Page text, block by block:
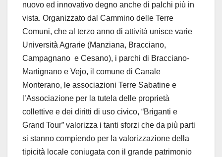
nuovo ed innovativo degno anche di palchi più in
vista. Organizzato dal Cammino delle Terre
Comuni, che al terzo anno di attività unisce varie
Università Agrarie (Manziana, Bracciano,
Campagnano e Cesano), i parchi di Bracciano-
Martignano e Vejo, il comune di Canale
Monterano, le associazioni Terre Sabatine e
l’Associazione per la tutela delle proprietà
collettive e dei diritti di uso civico, “Briganti e
Grand Tour” valorizza i tanti sforzi che da più parti
si stanno compiendo per la valorizzazione della
tipicità locale coniugata con il grande patrimonio